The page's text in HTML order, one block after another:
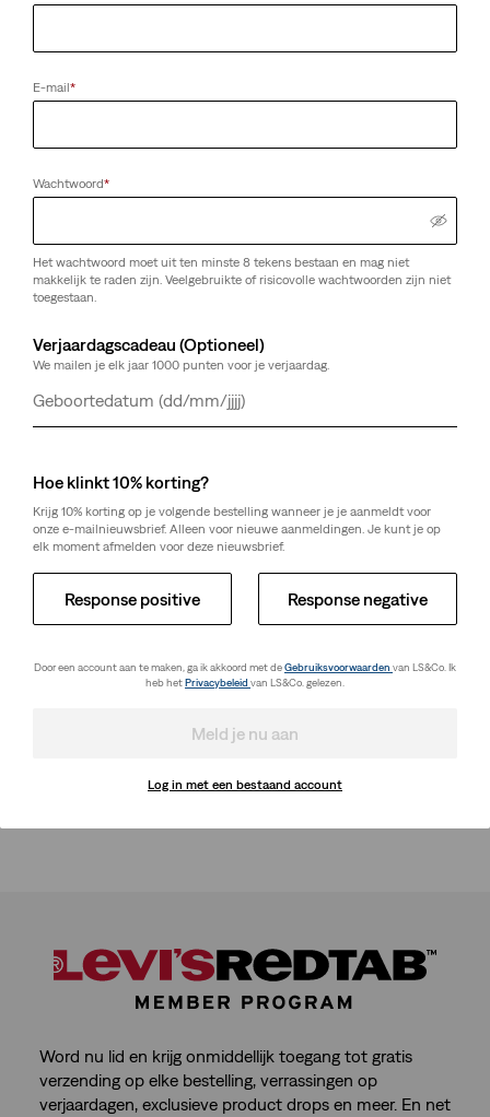
E-mail*
Wachtwoord*
Het wachtwoord moet uit ten minste 8 tekens bestaan en mag niet
makkelijk te raden zijn. Veelgebruikte of risicovolle wachtwoorden zijn niet
toegestaan.
Verjaardagscadeau (Optioneel)
We mailen je elk jaar 1000 punten voor je verjaardag.
Dag
Maand
Jaar
Hoe klinkt 10% korting?
Krijg 10% korting op je volgende bestelling wanneer je je aanmeldt voor
onze e-mailnieuwsbrief. Alleen voor nieuwe aanmeldingen. Je kunt je op
elk moment afmelden voor deze nieuwsbrief.
Response positive Response negative
Door een account aan te maken, ga ik akkoord met deGebruiksvoorwaarden van LS&Co. Ik
heb hetPrivacybeleid van LS&Co. gelezen.
Meld je nu aan
Log in met een bestaand account
Word nu lid en krijg onmiddellijk toegang tot gratis
verzending op elke bestelling, verrassingen op
verjaardagen, exclusieve product drops en meer. En net